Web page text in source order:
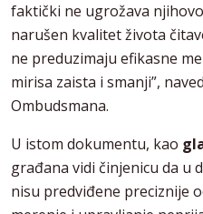
faktički ne ugrožava
narušen kvalitet života
ne preduzimaju efikasne
mirisa zaista i smanji”,
Ombudsmana.
U istom dokumentu, kao
građana vidi činjenicu da u
nisu predviđene preciznije